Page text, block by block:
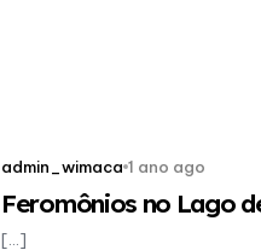
admin_wimaca 1 ano ago
Feromônios no Lago
[…]